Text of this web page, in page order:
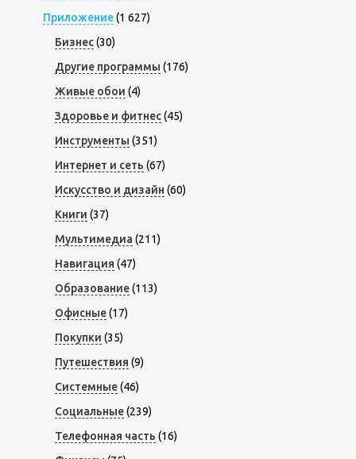
Приложение(1 627)
Бизнес(30)
Другие программы (176)
Живые обои (4)
Здоровье и фитнес(45)
Инструменты (351)
Интернет и сеть (67)
Искусство и дизайн (60)
Книги (37)
Мультимедиа (211)
Навигация (47)
Образование(113)
Офисные(17)
Покупки (35)
Путешествия (9)
Системные(46)
Социальные(239)
Телефонная часть (16)